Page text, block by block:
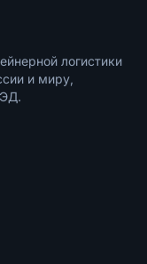
логистики
и миру,